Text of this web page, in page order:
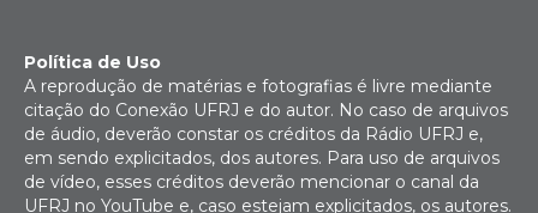
Política de Uso
A reprodução de matérias e fotografias é livre mediante
citação do Conexão UFRJ e do autor. No caso de arquivos
de áudio, deverão constar os créditos da Rádio UFRJ e,
em sendo explicitados, dos autores. Para uso de arquivos
de vídeo, esses créditos deverão mencionar o canal da
UFRJ no YouTube e, caso estejam explicitados, os autores.